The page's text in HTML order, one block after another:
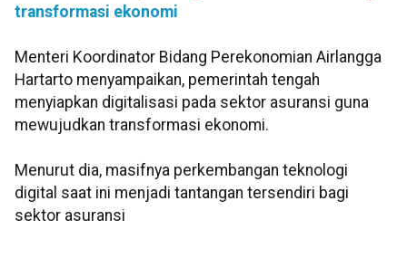
transformasi ekonomi
Menteri Koordinator Bidang Perekonomian Airlangga
Hartarto menyampaikan, pemerintah tengah
menyiapkan digitalisasi pada sektor asuransi guna
mewujudkan transformasi ekonomi.
Menurut dia, masifnya perkembangan teknologi
digital saat ini menjadi tantangan tersendiri bagi
sektor asuransi